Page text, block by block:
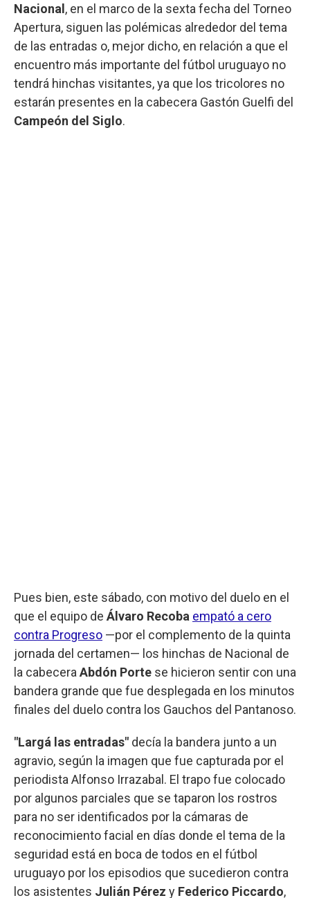
Nacional , en el marco de la sexta fecha del Torneo
Apertura, siguen las polémicas alrededor del tema
de las entradas o, mejor dicho, en relación a que el
encuentro más importante del fútbol uruguayo no
tendrá hinchas visitantes, ya que los tricolores no
estarán presentes en la cabecera Gastón Guelfi del
Campeón del Siglo.
Pues bien, este sábado, con motivo del duelo en el
que el equipo de Álvaro Recoba empató a cero
contra Progreso —por el complemento de la quinta
jornada del certamen— los hinchas de Nacional de
la cabecera Abdón Porte se hicieron sentir con una
bandera grande que fue desplegada en los minutos
finales del duelo contra los Gauchos del Pantanoso.
"Largá las entradas" decía la bandera junto a un
agravio, según la imagen que fue capturada por el
periodista Alfonso Irrazabal. El trapo fue colocado
por algunos parciales que se taparon los rostros
para no ser identificados por la cámaras de
reconocimiento facial en días donde el tema de la
seguridad está en boca de todos en el fútbol
uruguayo por los episodios que sucedieron contra
los asistentes Julián Pérez y Federico Piccardo,